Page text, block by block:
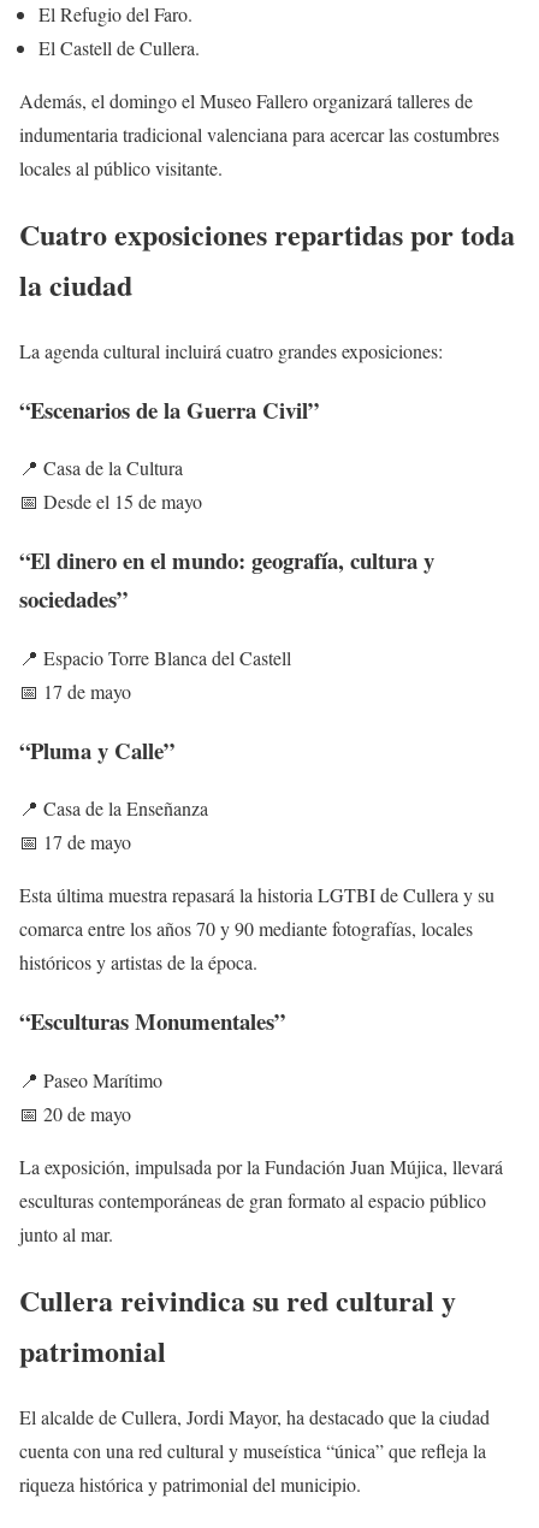
El Refugio del Faro.
El Castell de Cullera.
Además, el domingo el Museo Fallero organizará talleres de
indumentaria tradicional valenciana para acercar las costumbres
locales al público visitante.
Cuatro exposiciones repartidas por toda
la ciudad
La agenda cultural incluirá cuatro grandes exposiciones:
“Escenarios de la Guerra Civil”
📍 Casa de la Cultura
📅 Desde el 15 de mayo
“El dinero en el mundo: geografía, cultura y
sociedades”
📍 Espacio Torre Blanca del Castell
📅 17 de mayo
“Pluma y Calle”
📍 Casa de la Enseñanza
📅 17 de mayo
Esta última muestra repasará la historia LGTBI de Cullera y su
comarca entre los años 70 y 90 mediante fotografías, locales
históricos y artistas de la época.
“Esculturas Monumentales”
📍 Paseo Marítimo
📅 20 de mayo
La exposición, impulsada por la Fundación Juan Mújica, llevará
esculturas contemporáneas de gran formato al espacio público
junto al mar.
Cullera reivindica su red cultural y
patrimonial
El alcalde de Cullera, Jordi Mayor, ha destacado que la ciudad
cuenta con una red cultural y museística “única” que refleja la
riqueza histórica y patrimonial del municipio.